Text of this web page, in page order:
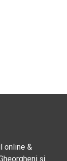
online &
și